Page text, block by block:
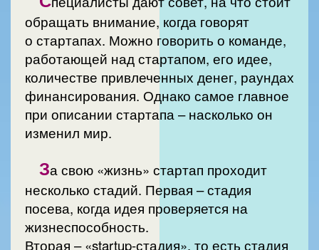
обращать внимание, когда говорят
о стартапах. Можно говорить о команде,
работающей над стартапом, его идее,
количестве привлеченных денег, раундах
финансирования. Однако самое главное
при описании стартапа – насколько он
изменил мир.
За свою «жизнь» стартап проходит
несколько стадий. Первая – стадия
посева, когда идея проверяется на
жизнеспособность.
Вторая – «startup-стадия», то есть стадия